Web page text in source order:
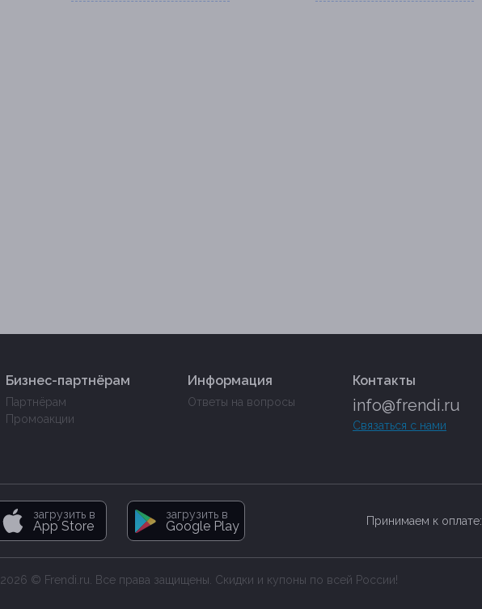
Бизнес-партнёрам
Партнёрам
Промоакции
Информация
Ответы на вопросы
Контакты
info@frendi.ru
Связаться с нами
загрузить в
App Store
загрузить в
Google Play Принимаем к оплате:
2026 © Frendi.ru. Все права защищены. Скидки и купоны по всей России!